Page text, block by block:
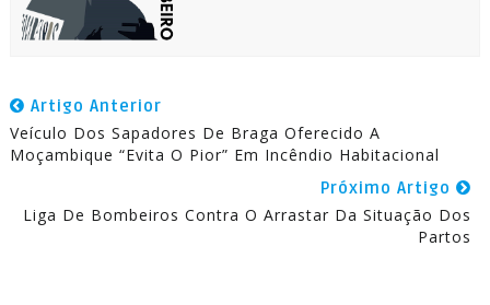
Artigo Anterior
Veículo Dos Sapadores De Braga Oferecido A
Moçambique “Evita O Pior” Em Incêndio Habitacional
Próximo Artigo
Liga De Bombeiros Contra O Arrastar Da Situação Dos
Partos